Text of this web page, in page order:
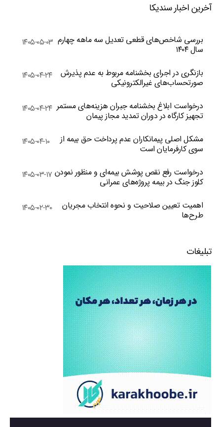
آخرین اخبار سندیکا
بررسی شاخص‌های قطعی تعدیل سه ماهه چهارم
سال ۱۴۰۴
۱۴۰۵-۰۵-۰۳
بازنگری در اجرای بخشنامه مربوط به عدم پذیرش
صورتحساب‌های غیرالکترونیکی
۱۴۰۵-۰۴-۲۴
درخواست ابلاغ بخشنامه جبران هزینه‌های مستمر
تجهیز کارگاه در دوران تمدید مجاز پیمان
۱۴۰۵-۰۴-۲۴
مشکل اصلی پیمانکاران عدم پرداخت حق بیمه از
سوی کارفرمایان است
۱۴۰۵-۰۴-۱۰
درخواست رفع نقص پوشش بیمه‌ای و منظور نمودن
کلوز جنگ در بیمه پروژه‌های عمرانی
۱۴۰۵-۰۳-۱۷
اهمیت تعیین صلاحیت و نحوه انتخاب مجریان
طرح‌ها
۱۴۰۵-۰۲-۳۰
تبلیغات